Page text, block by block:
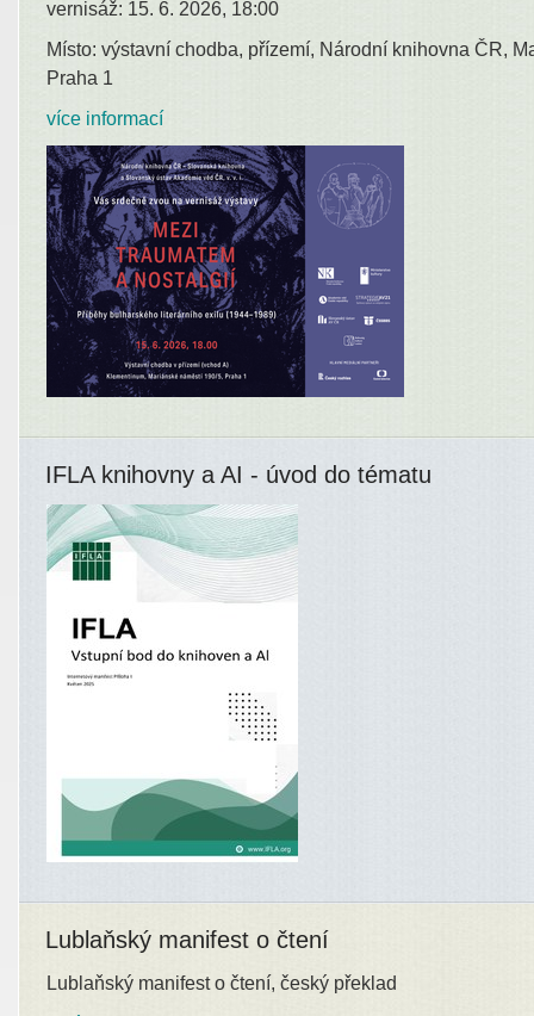
vernisáž: 15. 6. 2026, 18:00
Místo: výstavní chodba, přízemí, Národní knihovna ČR,
Praha 1
více informací
IFLA knihovny a AI - úvod do tématu
Lublaňský manifest o čtení
Lublaňský manifest o čtení, český překlad